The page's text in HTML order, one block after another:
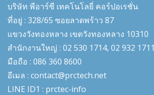
บริษัท พีอาร์ซี เทคโนโลยี่ คอร์ปอเรชั่น
ที่อยู่ : 328/65 ซอยลาดพร้าว 87
แขวงวังทองหลาง เขตวังทองหลาง 10310
สำนักงานใหญ่ : 02 530 1714, 02 932 1711
มือถือ : 086 360 8600
อีเมล : contact@prctech.net
LINE ID1 : prctec-info